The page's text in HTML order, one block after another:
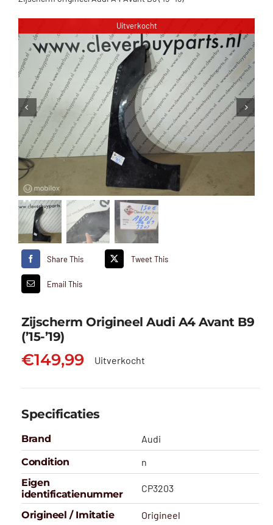
Uitverkocht
Share This Tweet This
Email This
Zijscherm Origineel Audi A4 Avant B9
(’15-’19)
€149,99 Uitverkocht
Specificaties
Brand
Audi
Condition
n
Eigen
identificatienummer
CP3203
Origineel / Imitatie
Origineel